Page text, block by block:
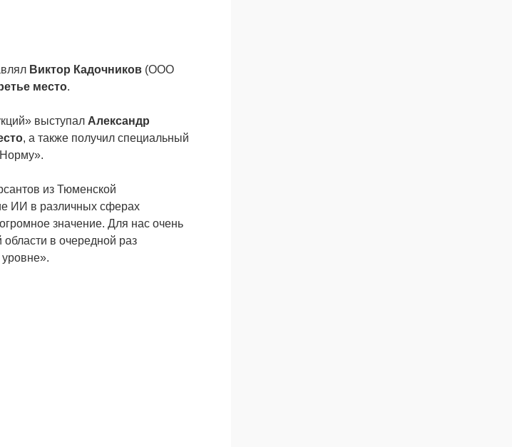
Виктор Кадочников (ООО
место.
выступал Александр
, а также получил специальный
из Тюменской
ИИ в различных сферах
значение. Для нас очень
в очередной раз